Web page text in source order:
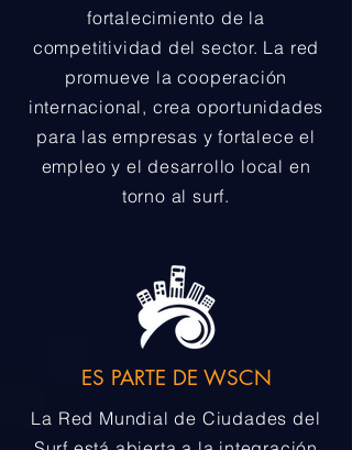
fortalecimiento de la
competitividad del sector. La red
promueve la cooperación
internacional, crea oportunidades
para las empresas y fortalece el
empleo y el desarrollo local en
torno al surf.
ES PARTE DE WSCN
La Red Mundial de Ciudades del